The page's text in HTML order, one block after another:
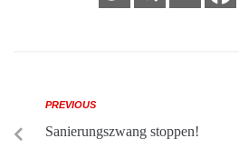
PREVIOUS
Sanierungszwang stoppen!